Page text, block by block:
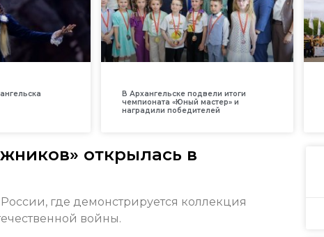
В Архангельске подвели итоги
чемпионата «Юный мастер» и
наградили победителей
открылась в
где демонстрируется коллекция
войны.